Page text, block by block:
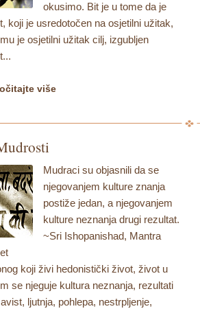
okusimo. Bit je u tome da je
koji je usredotočen na osjetilni užitak,
je osjetilni užitak cilj, izgubljen
više
Mudraci su objasnili da se
njegovanjem kulture znanja
postiže jedan, a njegovanjem
kulture neznanja drugi rezultat.
~Sri Ishopanishad, Mantra
koji živi hedonistički život, život u
se njeguje kultura neznanja, rezultati
ljutnja, pohlepa, nestrpljenje,